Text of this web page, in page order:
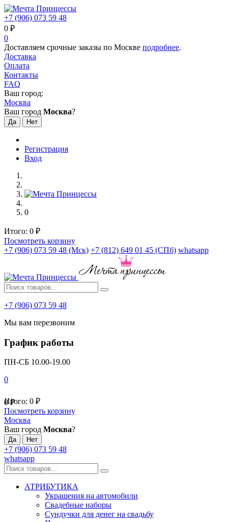
+7 (906) 073 59 48
0 ₽
0
Доставляем срочные заказы по Москве подробнее.
Доставка
Оплата
Контакты
FAQ
Ваш город:
Москва
Ваш город Москва?
Регистрация
Вход
0
Итого: 0 ₽
Посмотреть корзину
+7 (906) 073 59 48 (Мск) +7 (812) 649 01 45 (СПб) whatsapp
+7 (906) 073 59 48
Мы вам перезвоним
График работы
ПН-СБ 10.00-19.00
0
0₽
Итого: 0 ₽
Посмотреть корзину
Москва
Ваш город Москва?
+7 (906) 073 59 48
whatsapp
АТРИБУТИКА
Украшения на автомобили
Свадебные наборы
Сундучки для денег на свадьбу